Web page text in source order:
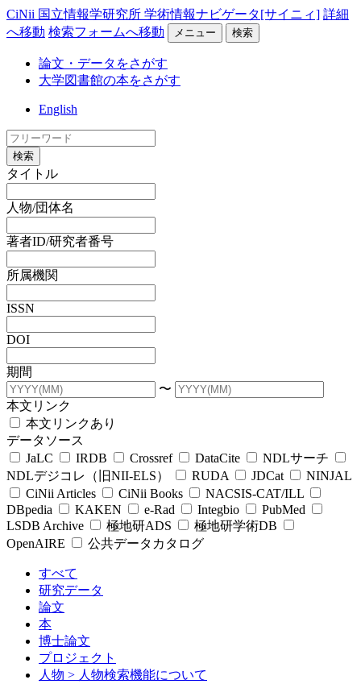
CiNii 国立情報学研究所 学術情報ナビゲータ[サイニィ] 詳細
へ移動 検索フォームへ移動 メニュー 検索
論文・データをさがす
大学図書館の本をさがす
English
検索
タイトル
人物/団体名
著者ID/研究者番号
所属機関
ISSN
DOI
期間
〜
本文リンク
本文リンクあり
データソース
JaLC
IRDB Crossref DataCite
NDLサーチ
NDLデジコレ（旧NII-ELS）
RUDA JDCat
NINJAL
CiNii Articles
CiNii Books
NACSIS-CAT/ILL
DBpedia
KAKEN e-Rad Integbio
PubMed
LSDB Archive
極地研ADS
極地研学術DB
OpenAIRE
公共データカタログ
すべて
研究データ
論文
本
博士論文
プロジェクト
人物 > 人物検索機能について